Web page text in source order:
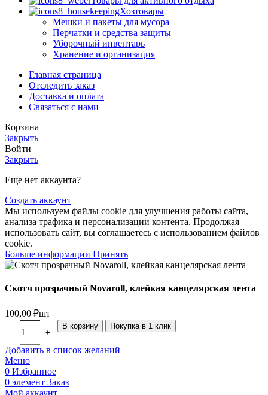
Хозтовары
Мешки и пакеты для мусора
Перчатки и средства защиты
Уборочный инвентарь
Хранение и организация
Главная страница
Отследить заказ
Доставка и оплата
Связаться с нами
Корзина
Закрыть
Войти
Закрыть
Еще нет аккаунта?
Создать аккаунт
Мы используем файлы cookie для улучшения работы сайта,
анализа трафика и персонализации контента. Продолжая
использовать сайт, вы соглашаетесь с использованием файлов
cookie.
Больше информации Больше
информации
Принять
Скотч прозрачный Novaroll, клейкая канцелярская лента
100,00 ₽шт
Количество товара Скотч прозрачный Novaroll, клейкая
В корзину Покупка в 1 клик
Добавить в список желаний
Меню
0 Избранное
0 элемент Заказ